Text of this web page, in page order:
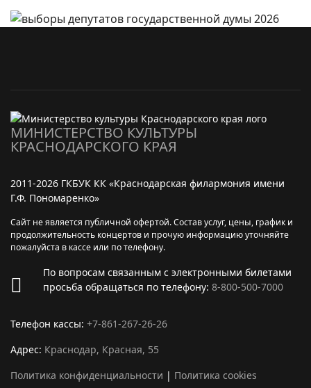
МИНИСТЕРСТВО КУЛЬТУРЫ
КРАСНОДАРСКОГО КРАЯ
2011-2026 ГКБУК КК «Краснодарская филармония имени
Г.Ф. Пономаренко»
Сайт не является публичной офертой. Состав услуг, цены, график и
продолжительность концертов и прочую информацию уточняйте
пожалуйста в кассе или по телефону.
По вопросам связанным с электронными билетами
просьба обращаться по телефону: 8-800-500-7000
Телефон кассы: +7-861-267-26-26
Адрес: Краснодар, Красная, 55
Политика конфиденциальности | Политика cookies